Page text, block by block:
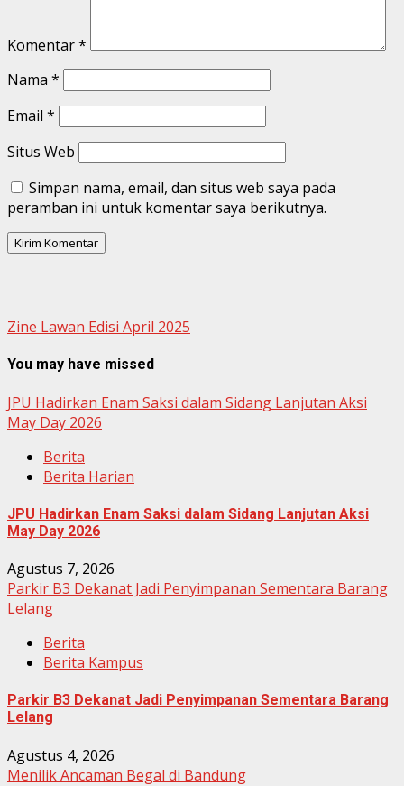
Komentar*
Nama *
Email *
Situs Web
Simpan nama, email, dan situs web saya pada
peramban ini untuk komentar saya berikutnya.
Zine Lawan Edisi April 2025
You may have missed
JPU Hadirkan Enam Saksi dalam Sidang Lanjutan Aksi
May Day 2026
Berita
Berita Harian
JPU Hadirkan Enam Saksi dalam Sidang Lanjutan Aksi
May Day 2026
Agustus 7, 2026
Parkir B3 Dekanat Jadi Penyimpanan Sementara Barang
Lelang
Berita
Berita Kampus
Parkir B3 Dekanat Jadi Penyimpanan Sementara Barang
Lelang
Agustus 4, 2026
Menilik Ancaman Begal di Bandung